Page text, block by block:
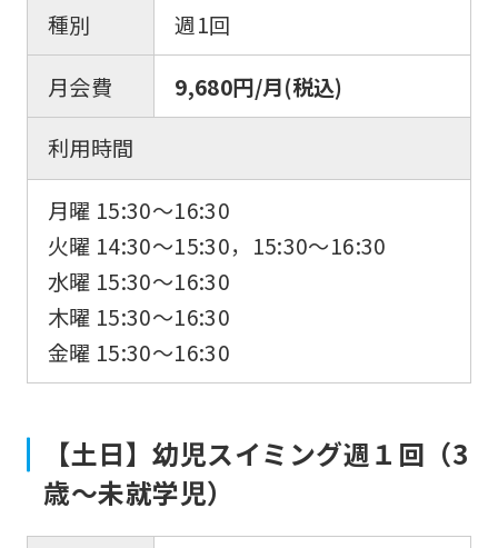
種別
週1回
月会費
9,680円/月(税込)
利用時間
月曜 15:30〜16:30
火曜 14:30〜15:30，15:30〜16:30
水曜 15:30〜16:30
木曜 15:30〜16:30
金曜 15:30〜16:30
【土日】幼児スイミング週１回（3
歳〜未就学児）